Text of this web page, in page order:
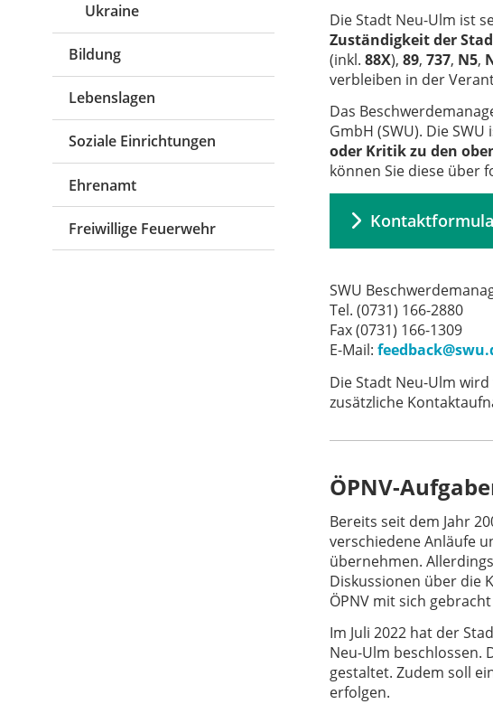
Ukraine
Bildung
Lebenslagen
Soziale Einrichtungen
Ehrenamt
Freiwillige Feuerwehr
Die Stadt Neu-Ulm ist
Zuständigkeit der
(inkl. 88X), 89, 737, N5,
verbleiben in der
Das
GmbH (SWU). Die
oder Kritik zu den
können Sie diese über
SWU
Tel. (0731) 166-2880
Fax (0731) 166-1309
E-Mail:
Die Stadt Neu-Ulm
zusätzliche
ÖPNV-
Bereits seit dem Jahr
verschiedene Anläufe
übernehmen.
Diskussionen über die
ÖPNV mit sich
Im Juli 2022 hat der
Neu-Ulm beschlossen.
gestaltet. Zudem soll
erfolgen.